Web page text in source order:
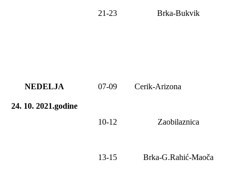
21-23 Brka-Bukvik
NEDELJA
24. 10. 2021.godine
07-09 Cerik-Arizona
10-12 Zaobilaznica
13-1 5 Brka-G.Rahić-Maoča